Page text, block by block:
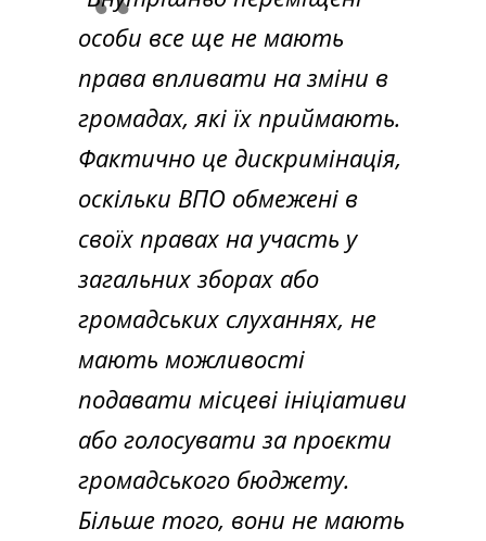
особи все ще не мають
права впливати на зміни в
громадах, які їх приймають.
Фактично це дискримінація,
оскільки ВПО обмежені в
своїх правах на участь у
загальних зборах або
громадських слуханнях, не
мають можливості
подавати місцеві ініціативи
або голосувати за проєкти
громадського бюджету.
Більше того, вони не мають